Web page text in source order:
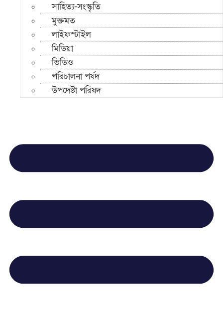
সাহিত্য-সংস্কৃতি
মুক্তমত
লাইফস্টাইল
মিডিয়া
ভিডিও
পরিচালনা পর্ষদ
উপদেষ্টা পরিষদ